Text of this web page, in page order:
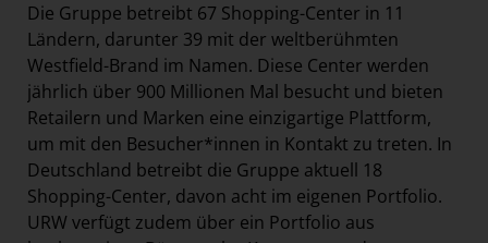
Die Gruppe betreibt 67 Shopping-Center in 11
Ländern, darunter 39 mit der weltberühmten
Westfield-Brand im Namen. Diese Center werden
jährlich über 900 Millionen Mal besucht und bieten
Retailern und Marken eine einzigartige Plattform,
um mit den Besucher*innen in Kontakt zu treten. In
Deutschland betreibt die Gruppe aktuell 18
Shopping-Center, davon acht im eigenen Portfolio.
URW verfügt zudem über ein Portfolio aus